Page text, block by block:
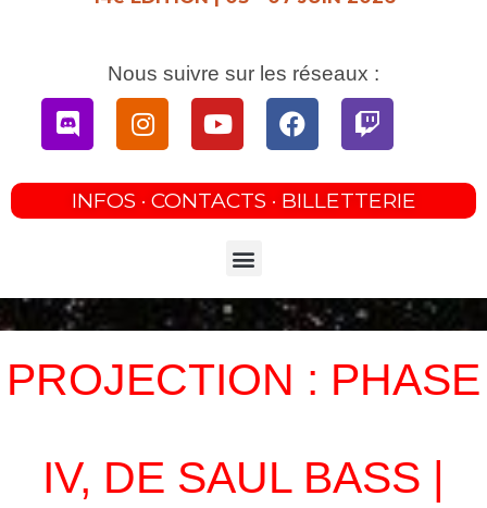
Nous suivre sur les réseaux :
DiscordInstagramYoutubeFacebookTwitch
INFOS · CONTACTS · BILLETTERIE
Menu
PROJECTION : PHASE
IV, DE SAUL BASS |